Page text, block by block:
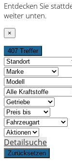
Entdecken Sie
weiter unten.
×
407 Treffer
Detailsuche
Zurücksetzen